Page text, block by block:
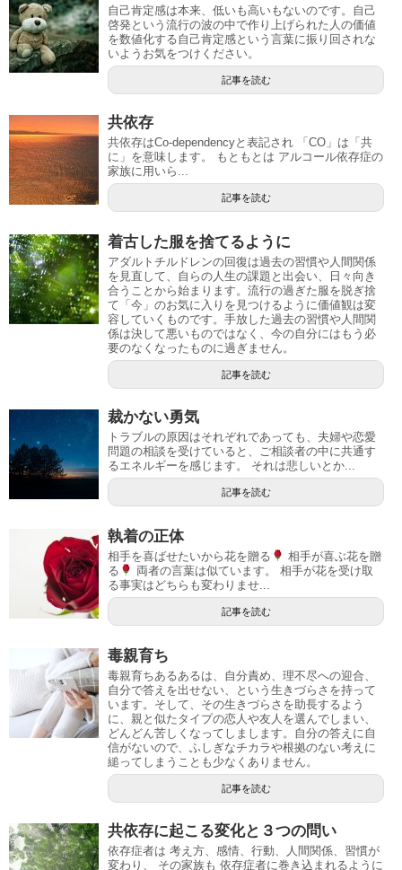
自己肯定感は本来、低いも高いもないのです。自己
啓発という流行の波の中で作り上げられた人の価値
を数値化する自己肯定感という言葉に振り回されな
いようお気をつけください。
記事を読む
共依存
共依存はCo-dependencyと表記され 「CO」は「共
に」を意味します。 もともとは アルコール依存症の
家族に用いら...
記事を読む
着古した服を捨てるように
アダルトチルドレンの回復は過去の習慣や人間関係
を見直して、自らの人生の課題と出会い、日々向き
合うことから始まります。流行の過ぎた服を脱ぎ捨
て「今」のお気に入りを見つけるように価値観は変
容していくものです。手放した過去の習慣や人間関
係は決して悪いものではなく、今の自分にはもう必
要のなくなったものに過ぎません。
記事を読む
裁かない勇気
トラブルの原因はそれぞれであっても、夫婦や恋愛
問題の相談を受けていると、ご相談者の中に共通す
るエネルギーを感じます。 それは悲しいとか...
記事を読む
執着の正体
相手を喜ばせたいから花を贈る
相手が喜ぶ花を贈
る
両者の言葉は似ています。 相手が花を受け取
る事実はどちらも変わりませ...
記事を読む
毒親育ち
毒親育ちあるあるは、自分責め、理不尽への迎合、
自分で答えを出せない、という生きづらさを持って
います。そして、その生きづらさを助長するよう
に、親と似たタイプの恋人や友人を選んでしまい、
どんどん苦しくなってしまします。自分の答えに自
信がないので、ふしぎなチカラや根拠のない考えに
縋ってしまうことも少なくありません。
記事を読む
共依存に起こる変化と３つの問い
依存症者は 考え方、感情、行動、人間関係、習慣が
変わり、 その家族も 依存症者に巻き込まれるように